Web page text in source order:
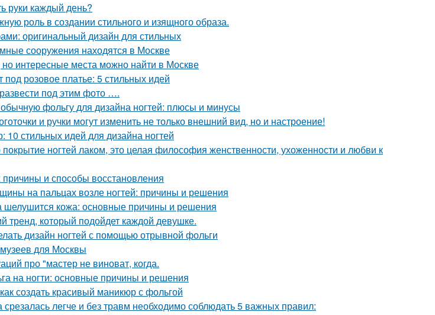
руки каждый день?
роль в создании стильного и изящного образа.
оригинальный дизайн для стильных
сооружения находятся в Москве
интересные места можно найти в Москве
розовое платье: 5 стильных идей
под этим фото ….
фольгу для дизайна ногтей: плюсы и минусы
и ручки могут изменить не только внешний вид, но и настроение!
стильных идей для дизайна ногтей
ногтей лаком, это целая философия женственности, ухоженности и любви к
причины и способы восстановления
на пальцах возле ногтей: причины и решения
кожа: основные причины и решения
тренд, который подойдет каждой девушке.
дизайн ногтей с помощью отрывной фольги
для Москвы
про "мастер не виноват, когда.
на ногти: основные причины и решения
создать красивый маникюр с фольгой
срезалась легче и без травм необходимо соблюдать 5 важных правил: